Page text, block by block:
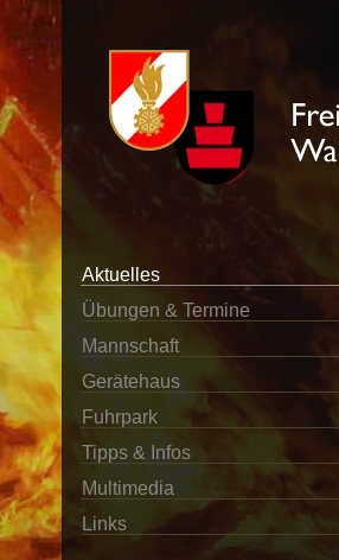
Aktuelles
Übungen & Termine
Mannschaft
Gerätehaus
Fuhrpark
Tipps & Infos
Multimedia
Links